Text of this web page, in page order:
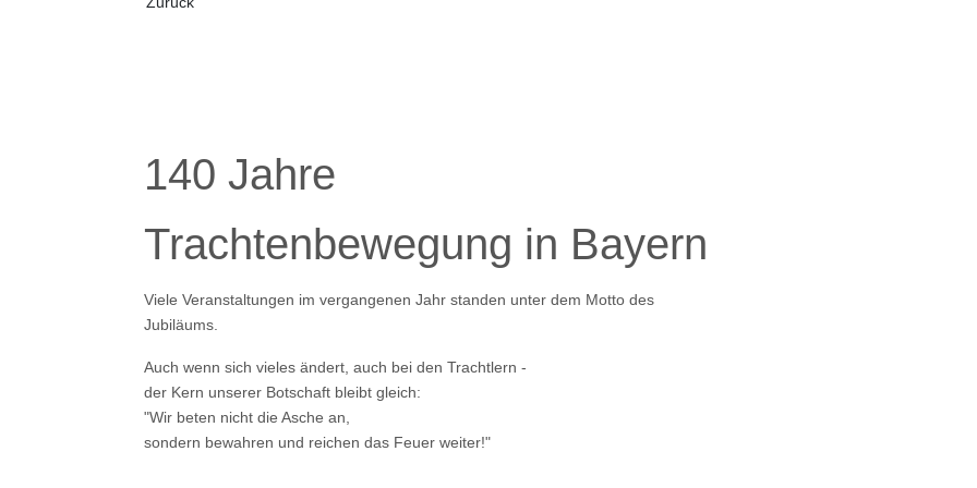
140 Jahre
Trachtenbewegung in Bayern
Viele Veranstaltungen im vergangenen Jahr standen unter dem Motto des
Jubiläums.
Auch wenn sich vieles ändert, auch bei den Trachtlern -
der Kern unserer Botschaft bleibt gleich:
"Wir beten nicht die Asche an,
sondern bewahren und reichen das Feuer weiter!"